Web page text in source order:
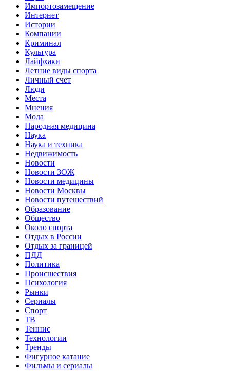
Импортозамещение
Интернет
Истории
Компании
Криминал
Культура
Лайфхаки
Летние виды спорта
Личный счет
Люди
Места
Мнения
Мода
Народная медицина
Наука
Наука и техника
Недвижимость
Новости
Новости ЗОЖ
Новости медицины
Новости Москвы
Новости путешествий
Образование
Общество
Около спорта
Отдых в России
Отдых за границей
ПДД
Политика
Происшествия
Психология
Рынки
Сериалы
Спорт
ТВ
Теннис
Технологии
Тренды
Фигурное катание
Фильмы и сериалы